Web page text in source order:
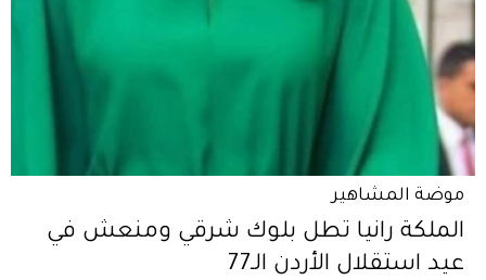
موضة المشاهير
الملكة رانيا تطل بلوك شرقي ومنعش في
عيد استقلال الأردن الـ77